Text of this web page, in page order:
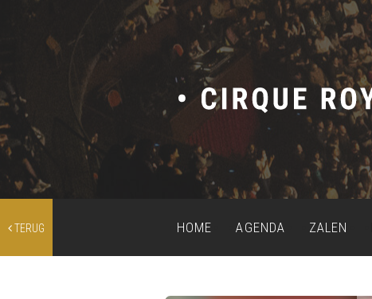
TERUG HOME AGENDA ZALEN